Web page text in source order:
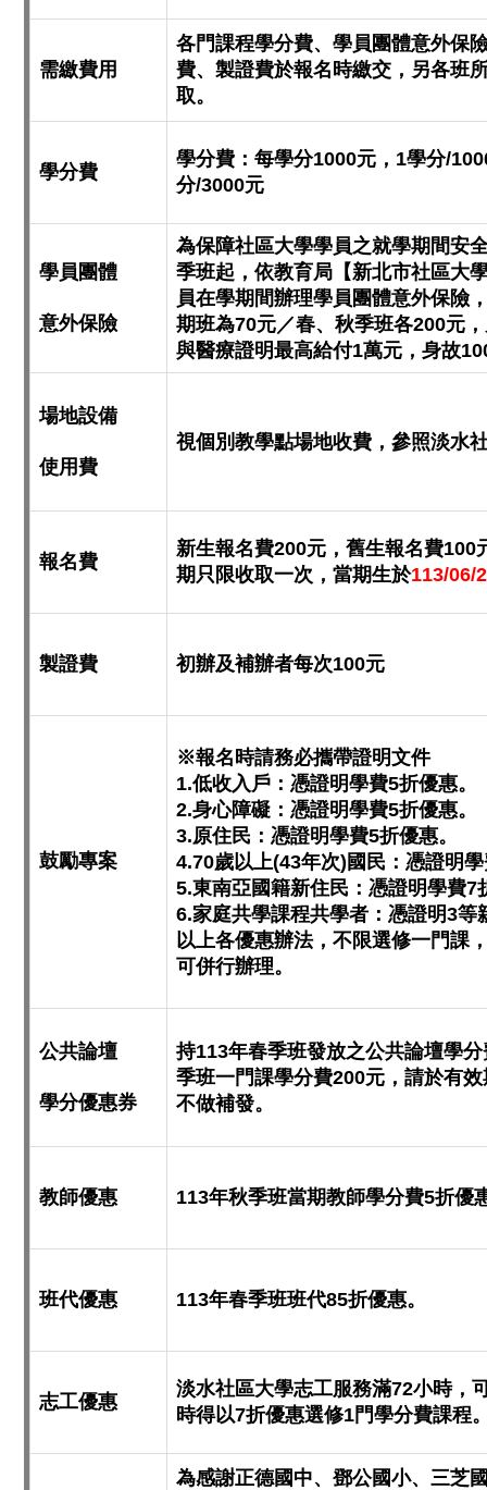
需繳費用
各門課程學分費、學員團體意外保
費、製證費於報名時繳交，另各班
取。
學分費
學分費：每學分1000元，1學分/
分/3000元
學員團體
意外保險
為保障社區大學學員之就學期間安
季班起，依教育局【新北市社區大
員在學期間辦理學員團體意外保險
期班為70元／春、秋季班各200元
與醫療證明最高給付1萬元，身故
場地設備
使用費
視個別教學點場地收費，參照淡水
報名費
新生報名費200元，舊生報名費100
期只限收取一次，當期生於113/06/
製證費 初辦及補辦者每次100元
鼓勵專案
※報名時請務必攜帶證明文件
1.低收入戶：憑證明學費5折優惠。
2.身心障礙：憑證明學費5折優惠。
3.原住民：憑證明學費5折優惠。
4.70歲以上(43年次)國民：憑證明
5.東南亞國籍新住民：憑證明學費7
6.家庭共學課程共學者：憑證明3等
以上各優惠辦法，不限選修一門課
可併行辦理。
公共論壇
學分優惠券
持113年春季班發放之公共論壇學
季班一門課學分費200元，請於有
不做補發。
教師優惠 113年秋季班當期教師學分費5折優
班代優惠 113年春季班班代85折優惠。
志工優惠
淡水社區大學志工服務滿72小時，
時得以7折優惠選修1門學分費課程
為感謝正德國中、鄧公國小、三芝